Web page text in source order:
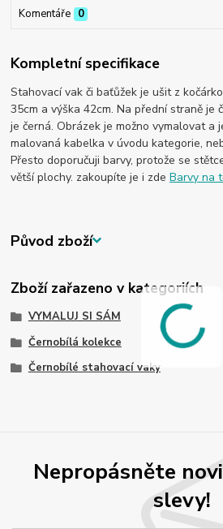
Komentáře 0
Kompletní specifikace
Stahovací vak či baťůžek je ušit z
35cm a výška 42cm. Na přední straně je
je černá. Obrázek je možno vymalovat a
malovaná kabelka v úvodu kategorie,
Přesto doporučuji barvy, protože se
větší plochy. zakoupíte je i zdeBarvy na
Původ zboží
Zboží zařazeno v kategoriích
VYMALUJ SI SÁM
Černobílá kolekce
Černobílé stahovací vaky
Nepropásněte
slevy!